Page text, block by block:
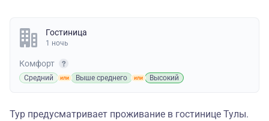
Гостиница
1 ночь
Комфорт
Средний Выше среднего Высокий
Тур предусматривает проживание в гостинице Тулы.